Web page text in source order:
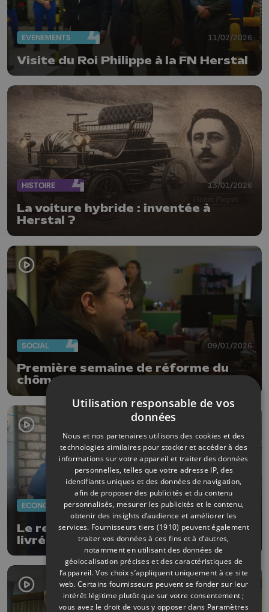
EVÈNEMENTS 11/02/2026
Visite du Roi Philippe à la FN Herstal
HISTOIRE 13/01/2026
La voiture hybride : inventée à
Herstal ?
SOCIAL 09/01/2026
Première semaine de réforme du
chômage bien gérée par les CPAS
ECONOMIE 19/11/2025
Le retour des produits consignés et
livrés: "Le Fourgon" s'installe en
province Liège
Utilisation responsable de vos
données
Nous et nos partenaires utilisons des cookies et des
technologies similaires pour stocker et accéder à des
informations sur votre appareil et traiter des données
personnelles, telles que votre adresse IP, des
identifiants uniques et des données de navigation,
afin de proposer des publicités et du contenu
personnalisés, mesurer les publicités et le contenu,
obtenir des insights d’audience et améliorer les
services. Fournisseurs tiers (1910) peuvent également
traiter vos données à ces fins et à d’autres,
notamment en utilisant des données de
géolocalisation précises et des caractéristiques de
l’appareil. Vos choix s’appliquent uniquement à ce site
web. Certains fournisseurs peuvent se fonder sur leur
intérêt légitime plutôt que sur votre consentement ;
vous avez le droit de vous y opposer dans Paramètres